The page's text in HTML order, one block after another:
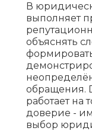
В
выполняет
объяснять
обращения.
работает на
доверие -
выбор